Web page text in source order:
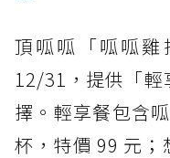
頂呱呱「呱呱雞
12/31，提供「輕
擇。輕享餐包含
杯，特價 99 元；